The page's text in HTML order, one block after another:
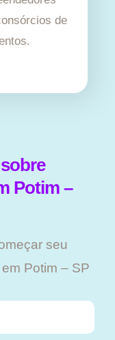
de
Potim –
seu
Potim – SP